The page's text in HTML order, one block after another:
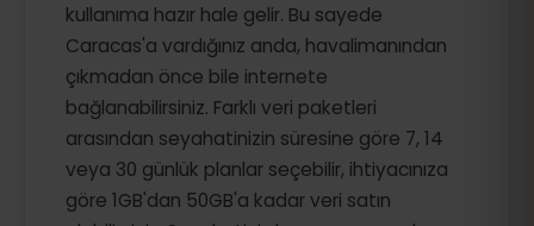
kullanıma hazır hale gelir. Bu sayede
Caracas'a vardığınız anda, havalimanından
çıkmadan önce bile internete
bağlanabilirsiniz. Farklı veri paketleri
arasından seyahatinizin süresine göre 7, 14
veya 30 günlük planlar seçebilir, ihtiyacınıza
göre 1GB'dan 50GB'a kadar veri satın